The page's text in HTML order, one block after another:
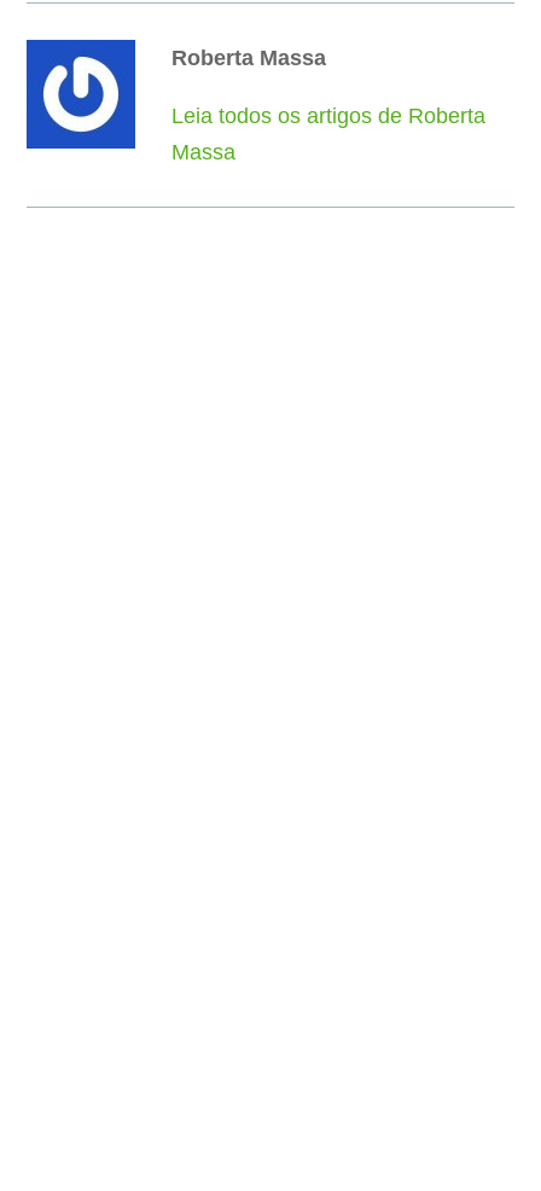
Roberta Massa
Leia todos os artigos de Roberta
Massa